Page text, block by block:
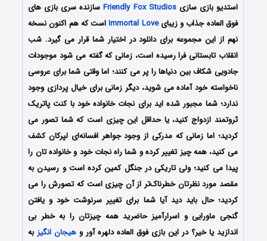
استدیو بازی سازیFriendly Fox Studiosسازنده سری بازی های
فوق العاده جذاب و زیبایImmortal Loveاست که هم اکنون نسخه
نهم از این مجموعه برای دانلود در اختیار شما قرار می گیرد. شب
انقلاب تابستانی فرا رسیده است، زمانی که گفته می شود موجودات
جادویی شکاف بین دنیاها را پر می کنند؛ اما وقتی شما برای عروسی
ناخواسته خود آماده می شوید، دیگر زمانی برای خیال پردازی وجود
ندارد؛ شما مجبور شده اید برای نجات خانواده خود با کنت پاتریک
ثروتمند ازدواج کنید، یا حداقل این چیزی است که شما تصور می
کردید؛ اما زمانی که مدرکی از وجود جواهر افسانه‌ای لپرکان کشف
می کنید، همه چیز تغییر کرده و شما راه نجات خود و خانواده تان را
پیدا می کنید؛ ولی تاریکی در جنگل کمین کرده است و رسیدن به
مقصد مورد نظرتان خطرناک‌تر از آن چیزی است که تصورش را می
کردید؛ حال باید دید آیا شما برای تغییر سرنوشت خود و یافتن
گنجی ماورایی و اسرارآمیز حاضرید همه چیزتان را به خطر بی
اندازید یا خیر؟ در این بازی فوق العاده دلهره آور و هیجان انگیز به